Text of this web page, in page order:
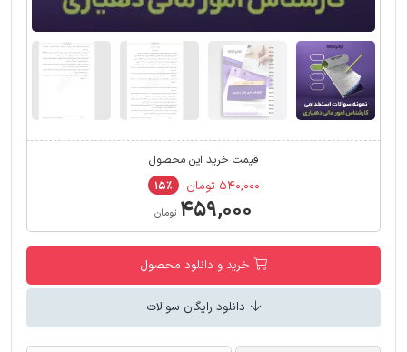
قیمت خرید این محصول
۵۴۰,۰۰۰ تومان ۱۵٪
۴۵۹,۰۰۰ تومان
خرید و دانلود محصول
دانلود رایگان سوالات